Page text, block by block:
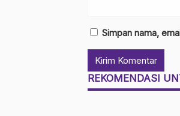
Simpan nama,
REKOMENDASI